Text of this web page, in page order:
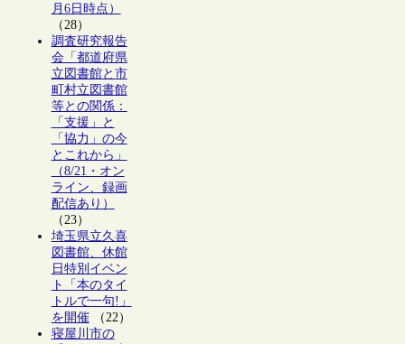
月6日時点）
（28）
調査研究報告
会「都道府県
立図書館と市
町村立図書館
等との関係：
「支援」と
「協力」の今
とこれから」
（8/21・オン
ライン、録画
配信あり）
（23）
埼玉県立久喜
図書館、休館
日特別イベン
ト「本のタイ
トルで一句!」
を開催（22）
寝屋川市の